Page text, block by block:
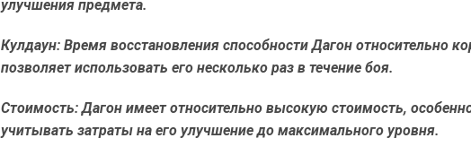
улучшения предмета.
Кулдаун: Время восстановления способности Дагон относительно
позволяет использовать его несколько раз в течение боя.
Стоимость:Дагон имеет относительно высокую стоимость,
учитывать затраты на его улучшение до максимального уровня.